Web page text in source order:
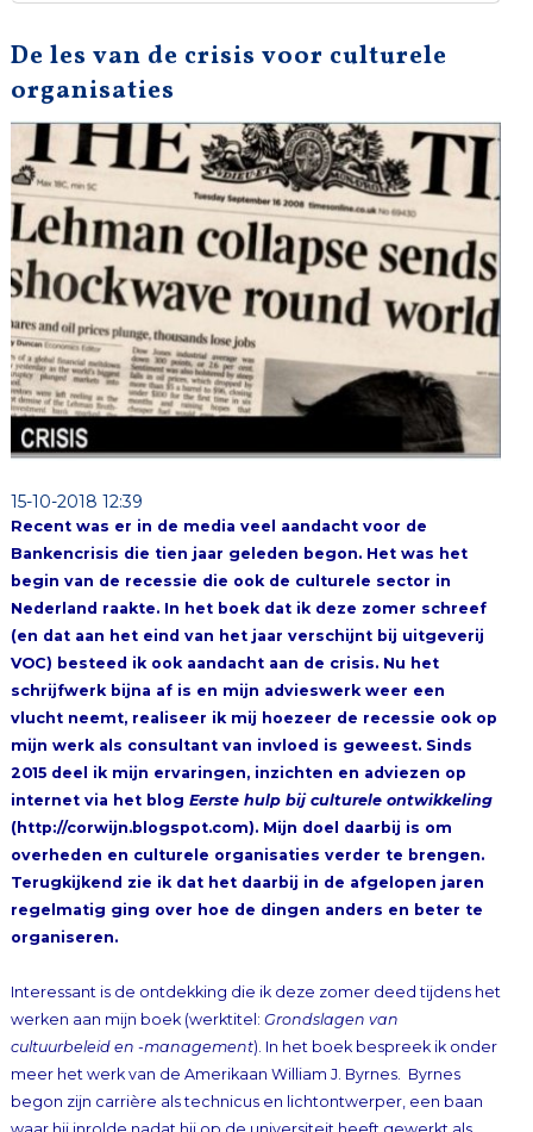
De les van de crisis voor culturele
organisaties
15-10-2018 12:39
Recent was er in de media veel aandacht voor de
Bankencrisis die tien jaar geleden begon. Het was het
begin van de recessie die ook de culturele sector in
Nederland raakte. In het boek dat ik deze zomer schreef
(en dat aan het eind van het jaar verschijnt bij uitgeverij
VOC) besteed ik ook aandacht aan de crisis. Nu het
schrijfwerk bijna af is en mijn advieswerk weer een
vlucht neemt, realiseer ik mij hoezeer de recessie ook op
mijn werk als consultant van invloed is geweest. Sinds
2015 deel ik mijn ervaringen, inzichten en adviezen op
internet via het blog Eerste hulp bij culturele ontwikkeling
(http://corwijn.blogspot.com). Mijn doel daarbij is om
overheden en culturele organisaties verder te brengen.
Terugkijkend zie ik dat het daarbij in de afgelopen jaren
regelmatig ging over hoe de dingen anders en beter te
organiseren.
Interessant is de ontdekking die ik deze zomer deed tijdens het
werken aan mijn boek (werktitel: Grondslagen van
cultuurbeleid en -management). In het boek bespreek ik onder
meer het werk van de Amerikaan William J. Byrnes. Byrnes
begon zijn carrière als technicus en lichtontwerper, een baan
waar hij inrolde nadat hij op de universiteit heeft gewerkt als
hulpje bij het podiumkunstcentrum van de campus. Zijn
werkzaamheden breidden zich uit naar productie en